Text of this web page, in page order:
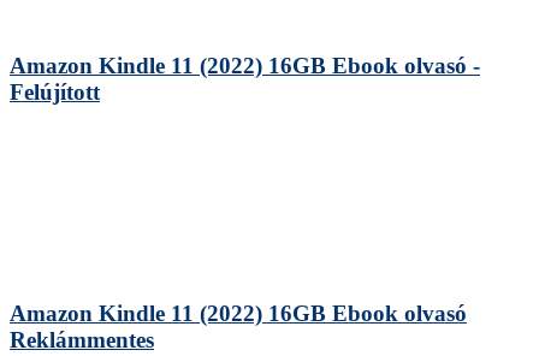
Amazon Kindle 11 (2022) 16GB Ebook olvasó -
Felújított
Amazon Kindle 11 (2022) 16GB Ebook olvasó
Reklámmentes